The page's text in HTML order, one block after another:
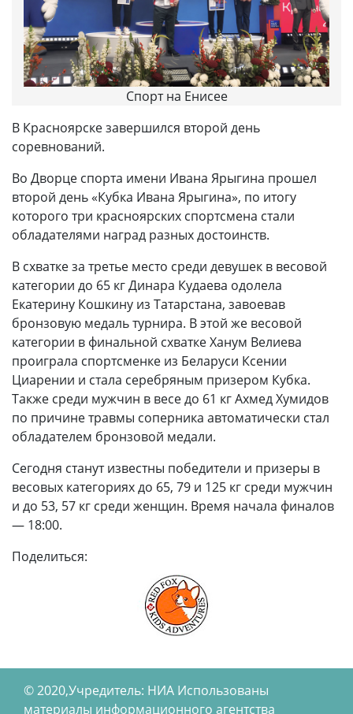
Спорт на Енисее
В Красноярске завершился второй день
соревнований.
Во Дворце спорта имени Ивана Ярыгина прошел
второй день «Кубка Ивана Ярыгина», по итогу
которого три красноярских спортсмена стали
обладателями наград разных достоинств.
В схватке за третье место среди девушек в весовой
категории до 65 кг Динара Кудаева одолела
Екатерину Кошкину из Татарстана, завоевав
бронзовую медаль турнира. В этой же весовой
категории в финальной схватке Ханум Велиева
проиграла спортсменке из Беларуси Ксении
Циарении и стала серебряным призером Кубка.
Также среди мужчин в весе до 61 кг Ахмед Хумидов
по причине травмы соперника автоматически стал
обладателем бронзовой медали.
Сегодня станут известны победители и призеры в
весовых категориях до 65, 79 и 125 кг среди мужчин
и до 53, 57 кг среди женщин. Время начала финалов
— 18:00.
Поделиться:
© 2020,Учредитель: НИА Использованы
материалы информационного агентства